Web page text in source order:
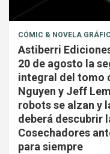
CÓMIC & NOVELA
Astiberri
20 de agosto la
integral del tomo
Nguyen y Jeff
robots se alzan y
deberá descubrir
Cosechadores
para siempre